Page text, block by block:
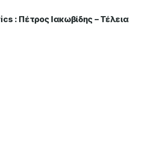
: Πέτρος Ιακωβίδης – Τέλεια